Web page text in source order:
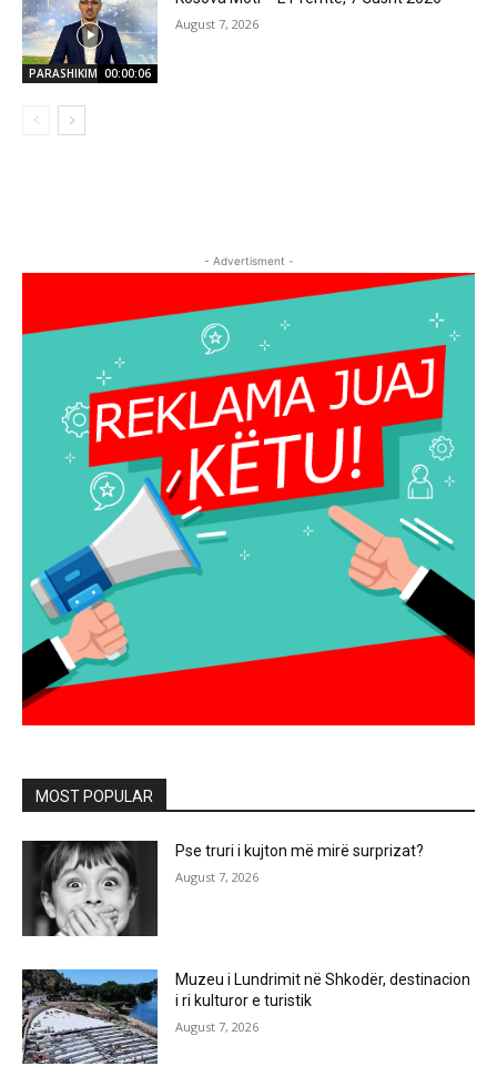
PARASHIKIMI MOTIT
00:00:06
August 7, 2026
- Advertisment -
MOST POPULAR
Pse truri i kujton më mirë surprizat?
August 7, 2026
Muzeu i Lundrimit në Shkodër, destinacion
i ri kulturor e turistik
August 7, 2026